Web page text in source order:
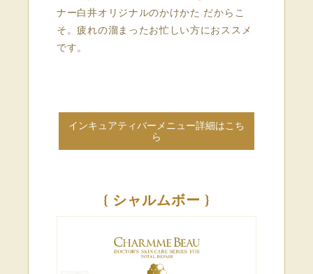
ナー白井オリジナルのかけかた だからこ
そ。疲れの溜まったお忙しい方におススメ
です。
インキュアティバーメニュー詳細はこち
ら
{ シャルムボー }